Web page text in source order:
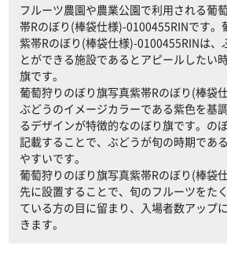
フルーツ農園や農業公園で利用される葡
帯Rのぼり(棒袋仕様)-0100455RINです。
紫帯Rのぼり(棒袋仕様)-0100455RINは、
とができる施設であるとアピールしたい
旗です。
葡萄狩りのぼり旗写真紫帯Rのぼり(棒袋
ぶどうのイメージカラーである紫色を基
るデザインが特徴的なのぼり旗です。の
記載することで、ぶどうが旬の時期であ
やすいです。
葡萄狩りのぼり旗写真紫帯Rのぼり(棒袋
先に設置することで、旬のフルーツをた
ている方の目に留まり、入場者数アップ
きます。